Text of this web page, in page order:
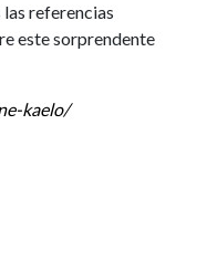
referencias
este sorprendente
kaelo/